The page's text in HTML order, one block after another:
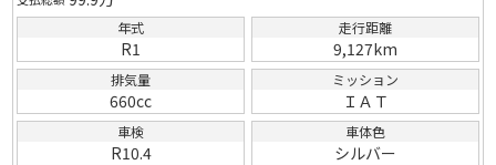
年式
R1
走行距離
9,127km
排気量
660cc
ミッション
ＩＡＴ
車検
R10.4
車体色
シルバー